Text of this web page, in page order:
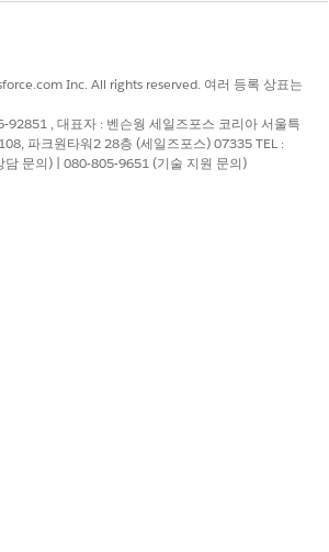
Inc. All rights reserved. 여러 등록 상표는
92851 , 대표자 : 벤슨웡 세일즈포스 코리아 서울특
파크원타워2 28층 (세일즈포스) 07335 TEL :
문의) | 080-805-9651 (기술 지원 문의)